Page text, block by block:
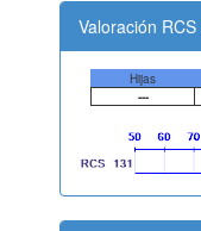
Valoración RCS
Hijas
---